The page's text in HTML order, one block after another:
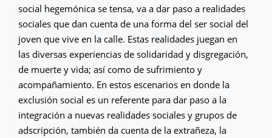
social hegemónica se tensa, va a dar paso a realidades
sociales que dan cuenta de una forma del ser social del
joven que vive en la calle. Estas realidades juegan en
las diversas experiencias de solidaridad y disgregación,
de muerte y vida; así como de sufrimiento y
acompañamiento. En estos escenarios en donde la
exclusión social es un referente para dar paso a la
integración a nuevas realidades sociales y grupos de
adscripción, también da cuenta de la extrañeza, la